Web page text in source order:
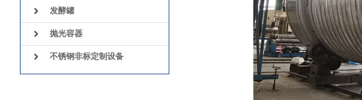
发酵罐
抛光容器
不锈钢非标定制设备